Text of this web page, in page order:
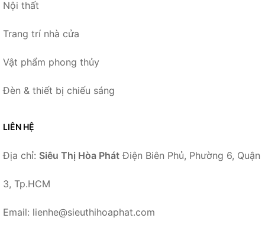
Nội thất
Trang trí nhà cửa
Vật phẩm phong thủy
Đèn & thiết bị chiếu sáng
LIÊN HỆ
Địa chỉ: Siêu Thị Hòa Phát Điện Biên Phủ, Phường 6, Quận
3, Tp.HCM
Email: lienhe@sieuthihoaphat.com